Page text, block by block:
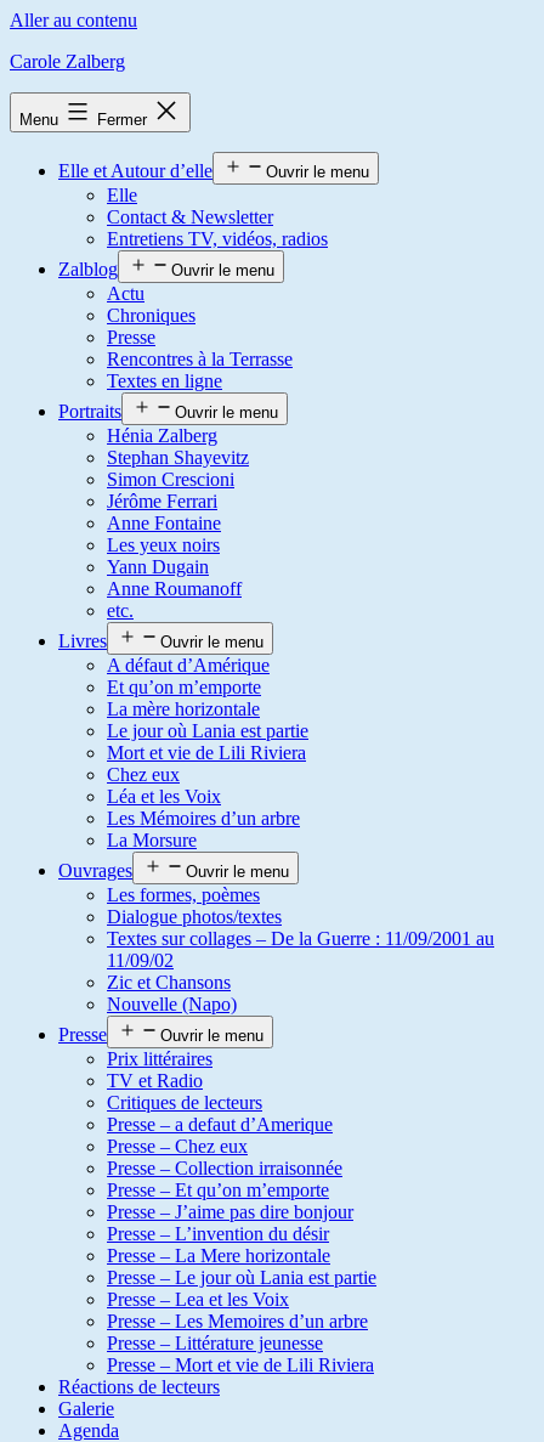
Aller au contenu
Carole Zalberg
Menu Fermer
Elle et Autour d’elle Ouvrir le menu
Elle
Contact & Newsletter
Entretiens TV, vidéos, radios
Zalblog
Ouvrir le menu
Actu
Chroniques
Presse
Rencontres à la Terrasse
Textes en ligne
Portraits
Ouvrir le menu
Hénia Zalberg
Stephan Shayevitz
Simon Crescioni
Jérôme Ferrari
Anne Fontaine
Les yeux noirs
Yann Dugain
Anne Roumanoff
etc.
Livres
Ouvrir le menu
A défaut d’Amérique
Et qu’on m’emporte
La mère horizontale
Le jour où Lania est partie
Mort et vie de Lili Riviera
Chez eux
Léa et les Voix
Les Mémoires d’un arbre
La Morsure
Ouvrages
Ouvrir le menu
Les formes, poèmes
Dialogue photos/textes
Textes sur collages – De la Guerre : 11/09/2001 au
11/09/02
Zic et Chansons
Nouvelle (Napo)
Presse
Ouvrir le menu
Prix littéraires
TV et Radio
Critiques de lecteurs
Presse – a defaut d’Amerique
Presse – Chez eux
Presse – Collection irraisonnée
Presse – Et qu’on m’emporte
Presse – J’aime pas dire bonjour
Presse – L’invention du désir
Presse – La Mere horizontale
Presse – Le jour où Lania est partie
Presse – Lea et les Voix
Presse – Les Memoires d’un arbre
Presse – Littérature jeunesse
Presse – Mort et vie de Lili Riviera
Réactions de lecteurs
Galerie
Agenda